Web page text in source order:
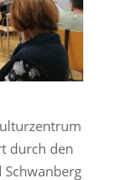
durch den